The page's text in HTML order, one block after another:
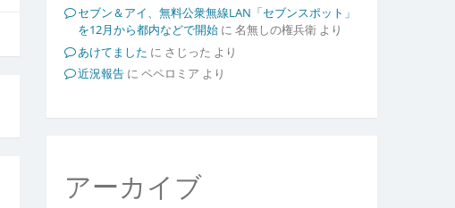
セブン＆アイ、無料公衆無線LAN「セブンスポット」
を12月から都内などで開始に 名無しの権兵衛より
あけてました に さじった より
近況報告に ペペロミア より
アーカイブ